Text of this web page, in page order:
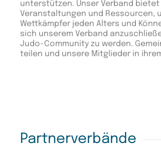
unterstützen. Unser Verband
Veranstaltungen und Ressourcen,
Wettkämpfer jeden Alters und
sich unserem Verband
Judo-Community zu werden.
teilen und unsere Mitglieder in
Partnerverbände